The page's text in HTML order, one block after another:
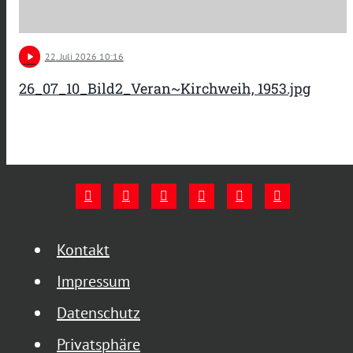
play_arrow 22 . Juli 2026 10:16
26_07_10_Bild2_Veran~Kirchweih, 1953.jpg
Kontakt
Impressum
Datenschutz
Privatsphäre